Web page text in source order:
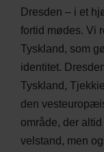
Dresden – i et
fortid mødes. Vi
Tyskland, som
identitet.
Tyskland,
den
område, der
velstand, men